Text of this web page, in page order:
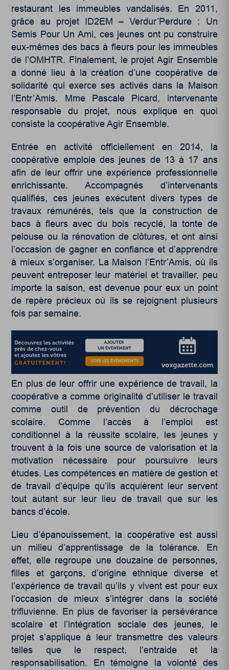
restaurant les immeubles vandalisés. En 2011,
grâce au projet ID2EM – Verdur’Perdure : Un
Semis Pour Un Ami, ces jeunes ont pu construire
eux-mêmes des bacs à fleurs pour les immeubles
de l’OMHTR. Finalement, le projet Agir Ensemble
a donné lieu à la création d’une coopérative de
solidarité qui exerce ses activés dans la Maison
l’Entr’Amis. Mme Pascale Picard, intervenante
responsable du projet, nous explique en quoi
consiste la coopérative Agir Ensemble.
Entrée en activité officiellement en 2014, la
coopérative emploie des jeunes de 13 à 17 ans
afin de leur offrir une expérience professionnelle
enrichissante. Accompagnés d’intervenants
qualifiés, ces jeunes exécutent divers types de
travaux rémunérés, tels que la construction de
bacs à fleurs avec du bois recyclé, la tonte de
pelouse ou la rénovation de clôtures, et ont ainsi
l’occasion de gagner en confiance et d’apprendre
à mieux s’organiser. La Maison l’Entr’Amis, où ils
peuvent entreposer leur matériel et travailler, peu
importe la saison, est devenue pour eux un point
de repère précieux où ils se rejoignent plusieurs
fois par semaine.
En plus de leur offrir une expérience de travail, la
coopérative a comme originalité d’utiliser le travail
comme outil de prévention du décrochage
scolaire. Comme l’accès à l’emploi est
conditionnel à la réussite scolaire, les jeunes y
trouvent à la fois une source de valorisation et la
motivation nécessaire pour poursuivre leurs
études. Les compétences en matière de gestion et
de travail d’équipe qu’ils acquièrent leur servent
tout autant sur leur lieu de travail que sur les
bancs d’école.
Lieu d’épanouissement, la coopérative est aussi
un milieu d’apprentissage de la tolérance. En
effet, elle regroupe une douzaine de personnes,
filles et garçons, d’origine ethnique diverse et
l’expérience de travail qu’ils y vivent est pour eux
l’occasion de mieux s’intégrer dans la société
trifluvienne. En plus de favoriser la persévérance
scolaire et l’intégration sociale des jeunes, le
projet s’applique à leur transmettre des valeurs
telles que le respect, l’entraide et la
responsabilisation. En témoigne la volonté des